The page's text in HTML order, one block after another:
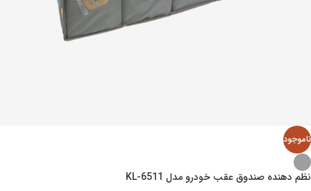
ناموجود
نظم دهنده صندوق عقب خودرو مدل KL-6511